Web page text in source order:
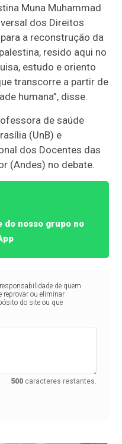
Muna Muhammad
dos Direitos
a reconstrução da
resido aqui no
estudo e oriento
transcorre a partir de
humana”, disse.
de saúde
(UnB) e
dos Docentes das
(Andes) no debate.
do nosso grupo no
de quem
reprovar ou eliminar
do site ou que
500 caracteres restantes.